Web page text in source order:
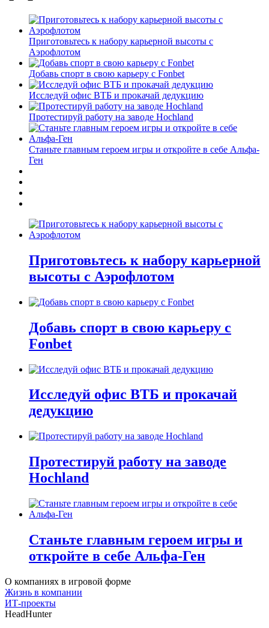
Приготовьтесь к набору карьерной высоты с
Аэрофлотом
Добавь спорт в свою карьеру с Fonbet
Исследуй офис ВТБ и прокачай дедукцию
Протестируй работу на заводе Hochland
Станьте главным героем игры и откройте в себе Альфа-
Ген
Приготовьтесь к набору карьерной
высоты с Аэрофлотом
Добавь спорт в свою карьеру с
Fonbet
Исследуй офис ВТБ и прокачай
дедукцию
Протестируй работу на заводе
Hochland
Станьте главным героем игры и
откройте в себе Альфа-Ген
О компаниях в игровой форме
Жизнь в компании
ИТ-проекты
HeadHunter